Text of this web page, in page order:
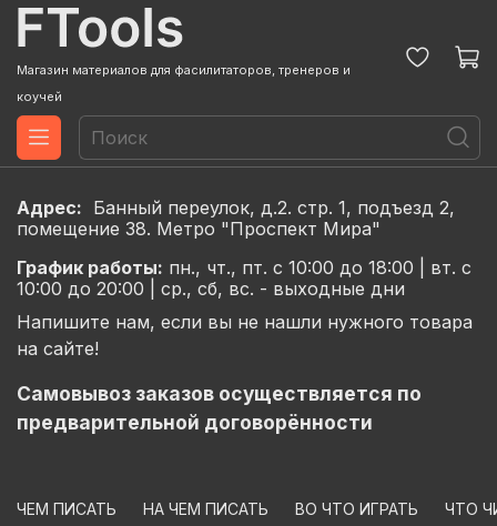
Магазин материалов для фасилитаторов, тренеров и
коучей
Адрес: Банный переулок, д.2. стр. 1, подъезд 2,
помещение 38. Метро "Проспект Мира"
График работы: пн., чт., пт. с 10:00 до 18:00 | вт. с
10:00 до 20:00 | ср., сб, вс. - выходные дни
Напишите нам, если вы не нашли нужного товара
на сайте!
Самовывоз заказов осуществляется по
предварительной договорённости
ЧЕМ ПИСАТЬ НА ЧЕМ ПИСАТЬ ВО ЧТО ИГРАТЬ ЧТО